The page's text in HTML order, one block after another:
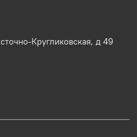
Кругликовская, д 49